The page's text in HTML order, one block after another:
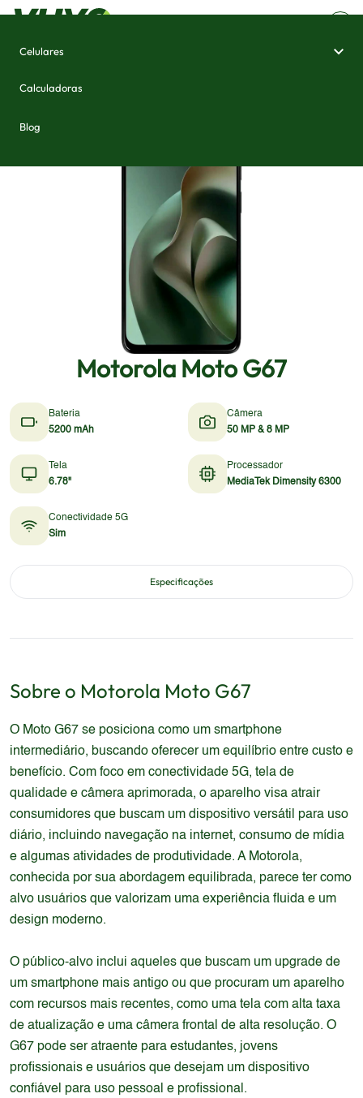
Celulares
Calculadoras
Blog
Motorola Moto G67
Bateria
5200 mAh
Câmera
50 MP & 8 MP
Tela
6.78"
Processador
MediaTek Dimensity 6300
Conectividade 5G
Sim
Especificações
Sobre o Motorola Moto G67
O Moto G67 se posiciona como um smartphone
intermediário, buscando oferecer um equilíbrio entre custo e
benefício. Com foco em conectividade 5G, tela de
qualidade e câmera aprimorada, o aparelho visa atrair
consumidores que buscam um dispositivo versátil para uso
diário, incluindo navegação na internet, consumo de mídia
e algumas atividades de produtividade. A Motorola,
conhecida por sua abordagem equilibrada, parece ter como
alvo usuários que valorizam uma experiência fluida e um
design moderno.
O público-alvo inclui aqueles que buscam um upgrade de
um smartphone mais antigo ou que procuram um aparelho
com recursos mais recentes, como uma tela com alta taxa
de atualização e uma câmera frontal de alta resolução. O
G67 pode ser atraente para estudantes, jovens
profissionais e usuários que desejam um dispositivo
confiável para uso pessoal e profissional.